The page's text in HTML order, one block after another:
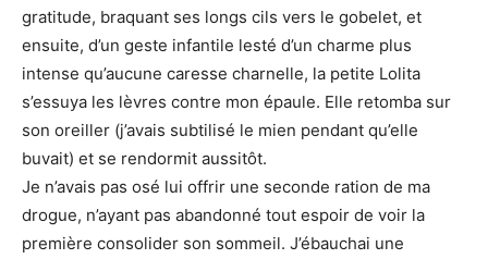
gratitude, braquant ses longs cils vers le gobelet, et
ensuite, d’un geste infantile lesté d’un charme plus
intense qu’aucune caresse charnelle, la petite Lolita
s’essuya les lèvres contre mon épaule. Elle retomba sur
son oreiller (j’avais subtilisé le mien pendant qu’elle
buvait) et se rendormit aussitôt.
Je n’avais pas osé lui offrir une seconde ration de ma
drogue, n’ayant pas abandonné tout espoir de voir la
première consolider son sommeil. J’ébauchai une